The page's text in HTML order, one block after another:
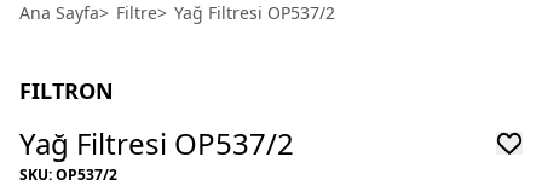
Ana Sayfa> Filtre> Yağ Filtresi OP537/2
FILTRON
Yağ Filtresi OP537/2
SKU:OP537/2